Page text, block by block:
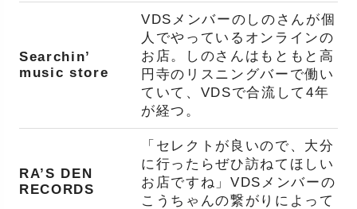
Searchin’
music store
VDSメンバーのしのさんが個
人でやっているオンラインの
お店。しのさんはもともと高
円寺のリスニングバーで働い
ていて、VDSで合流して4年
が経つ。
RA’S DEN
RECORDS
「セレクトが良いので、大分
に行ったらぜひ訪ねてほしい
お店ですね」VDSメンバーの
こうちゃんの繋がりによって